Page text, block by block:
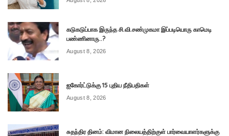
கடுகடுப்பாக இருந்த சி.வி.சண்முகமா இப்படியொரு காமெடி
பண்ணினாரு..?
August 8, 2026
ஐகோர்ட்டுக்கு 15 புதிய நீதிபதிகள்
August 8, 2026
சுதந்திர தினம்: விமான நிலையத்திற்குள் பார்வையாளர்களுக்கு